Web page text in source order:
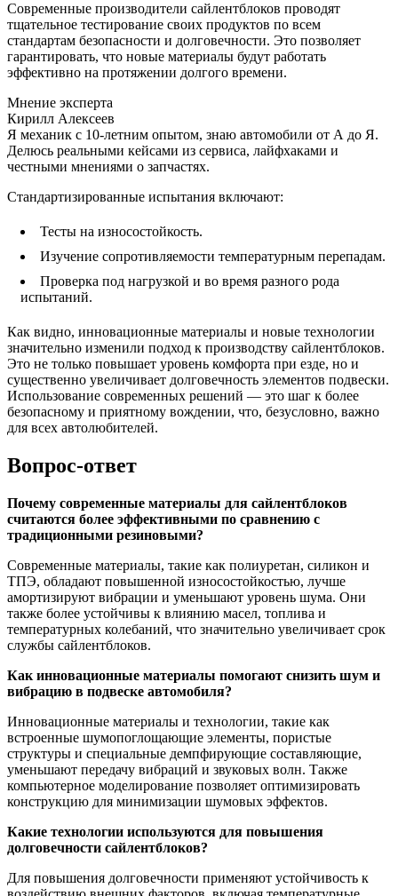
Современные производители сайлентблоков проводят
тщательное тестирование своих продуктов по всем
стандартам безопасности и долговечности. Это позволяет
гарантировать, что новые материалы будут работать
эффективно на протяжении долгого времени.
Мнение эксперта
Кирилл Алексеев
Я механик с 10-летним опытом, знаю автомобили от А до Я.
Делюсь реальными кейсами из сервиса, лайфхаками и
честными мнениями о запчастях.
Стандартизированные испытания включают:
Тесты на износостойкость.
Изучение сопротивляемости температурным перепадам.
Проверка под нагрузкой и во время разного рода
испытаний.
Как видно, инновационные материалы и новые технологии
значительно изменили подход к производству сайлентблоков.
Это не только повышает уровень комфорта при езде, но и
существенно увеличивает долговечность элементов подвески.
Использование современных решений — это шаг к более
безопасному и приятному вождении, что, безусловно, важно
для всех автолюбителей.
Вопрос-ответ
Почему современные материалы для сайлентблоков
считаются более эффективными по сравнению с
традиционными резиновыми?
Современные материалы, такие как полиуретан, силикон и
ТПЭ, обладают повышенной износостойкостью, лучше
амортизируют вибрации и уменьшают уровень шума. Они
также более устойчивы к влиянию масел, топлива и
температурных колебаний, что значительно увеличивает срок
службы сайлентблоков.
Как инновационные материалы помогают снизить шум и
вибрацию в подвеске автомобиля?
Инновационные материалы и технологии, такие как
встроенные шумопоглощающие элементы, пористые
структуры и специальные демпфирующие составляющие,
уменьшают передачу вибраций и звуковых волн. Также
компьютерное моделирование позволяет оптимизировать
конструкцию для минимизации шумовых эффектов.
Какие технологии используются для повышения
долговечности сайлентблоков?
Для повышения долговечности применяют устойчивость к